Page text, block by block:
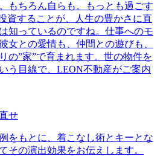
もちろん自らも。もっとも過ごす
資することが、人生の豊かさに直
知っているのですね。仕事へのモ
女との愛情も、仲間との遊びも、
の”家”で育まれます。世の物件を
う目線で、LEON不動産がご案内
せ
をもとに、着こなし術とキーとな
その演出効果をお伝えします。